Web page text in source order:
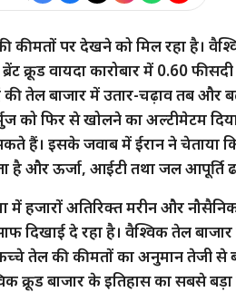
कीमतों पर देखने को मिल रहा है।
ब्रेंट क्रूड वायदा कारोबार में 0.60
तेल बाजार में उतार-चढ़ाव तब और
को फिर से खोलने का अल्टीमेटम
हैं। इसके जवाब में ईरान ने
है और ऊर्जा, आईटी तथा जल आपूर्ति
में हजारों अतिरिक्त मरीन और
दिखाई दे रहा है। वैश्विक तेल
तेल की कीमतों का अनुमान तेजी से
क्रूड बाजार के इतिहास का सबसे